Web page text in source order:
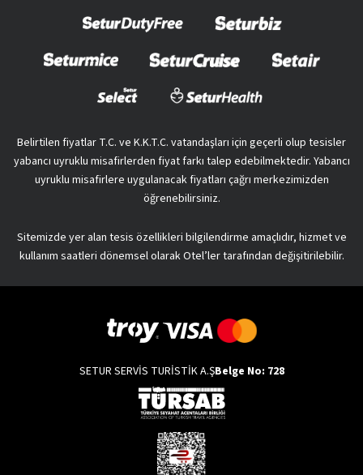
Belirtilen fiyatlar T.C. ve K.K.T.C. vatandaşları için geçerli olup tesisler
yabancı uyruklu misafirlerden fiyat farkı talep edebilmektedir. Yabancı
uyruklu misafirlere uygulanacak fiyatları çağrı merkezimizden
öğrenebilirsiniz.
Sitemizde yer alan tesis özellikleri bilgilendirme amaçlıdır, hizmet ve
kullanım saatleri dönemsel olarak Otel’ler tarafından değişitirilebilir.
SETUR SERVİS TURİSTİK A.ŞBelge No: 728